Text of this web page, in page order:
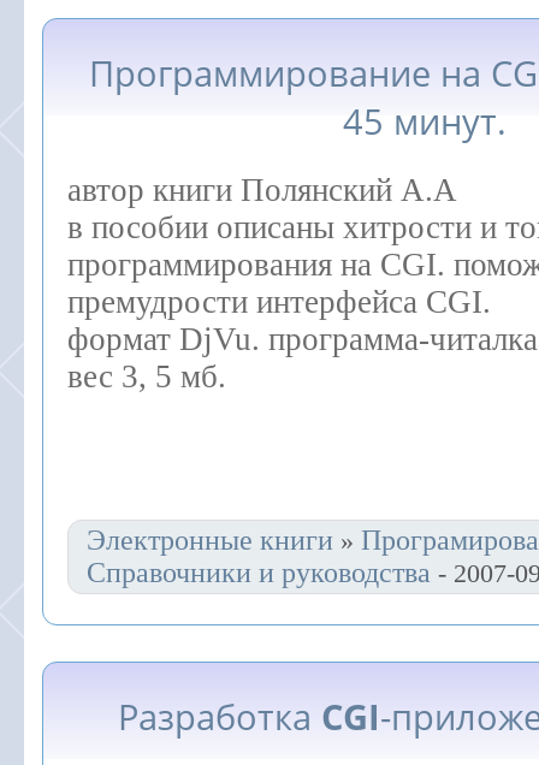
Программирование на
45 минут.
автор книги Полянский А.А
в пособии описаны хитрости и
программирования на CGI.
премудрости интерфейса CGI.
формат DjVu. программа-читалка
вес 3, 5 мб.
Электронные книги »
Справочники и руководства - 2007-
Разработка CGI-